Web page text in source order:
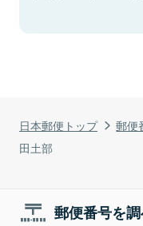
日本郵便トップ 郵便
田土部
郵便番号を